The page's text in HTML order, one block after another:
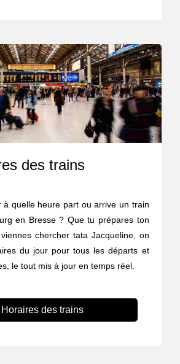
des trains
à quelle heure part ou arrive un train
en Bresse ? Que tu prépares ton
chercher tata Jacqueline, on
du jour pour tous les départs et
le tout mis à jour en temps réel.
Horaires des trains